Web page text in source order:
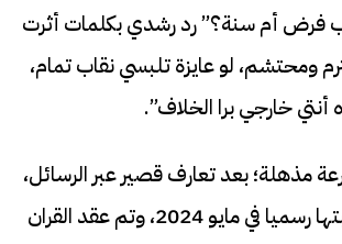
فرض أم سنة؟” رد رشدي بكلمات أثرت
ومحتشم، لو عايزة تلبسي نقاب تمام،
خارجي برا الخلاف”.
مذهلة؛ بعد تعارف قصير عبر الرسائل،
تقدم رشدي لخطبتها رسميا في مايو 2024، وتم عقد القران